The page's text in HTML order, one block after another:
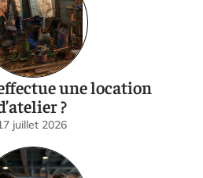
une location
?
juillet 2026